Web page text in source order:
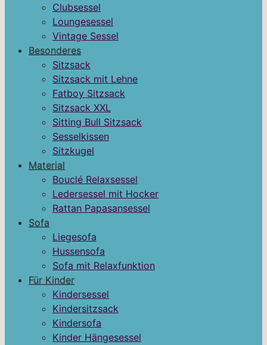
Clubsessel
Loungesessel
Vintage Sessel
Besonderes
Sitzsack
Sitzsack mit Lehne
Fatboy Sitzsack
Sitzsack XXL
Sitting Bull Sitzsack
Sesselkissen
Sitzkugel
Material
Bouclé Relaxsessel
Ledersessel mit Hocker
Rattan Papasansessel
Sofa
Liegesofa
Hussensofa
Sofa mit Relaxfunktion
Für Kinder
Kindersessel
Kindersitzsack
Kindersofa
Kinder Hängesessel